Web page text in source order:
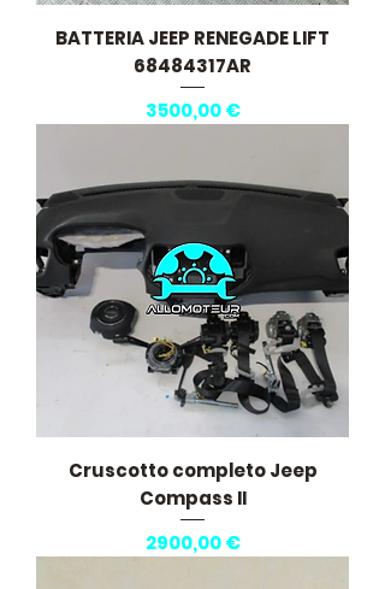
BATTERIA JEEP RENEGADE LIFT
68484317AR
Prezzo
3500,00 €
Cruscotto completo Jeep
Compass II
Prezzo
2900,00 €